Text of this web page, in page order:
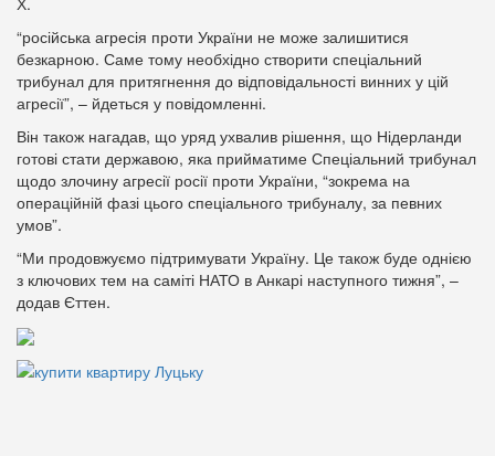
“російська агресія проти України не може залишитися
безкарною. Саме тому необхідно створити спеціальний
трибунал для притягнення до відповідальності винних у цій
агресії”, – йдеться у повідомленні.
Він також нагадав, що уряд ухвалив рішення, що Нідерланди
готові стати державою, яка прийматиме Спеціальний трибунал
щодо злочину агресії росії проти України, “зокрема на
операційній фазі цього спеціального трибуналу, за певних
умов”.
“Ми продовжуємо підтримувати Україну. Це також буде однією
з ключових тем на саміті НАТО в Анкарі наступного тижня”, –
додав Єттен.